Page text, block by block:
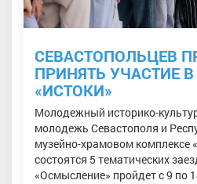
СЕВАСТОПОЛЬЦЕВ
ПРИНЯТЬ УЧАСТИЕ
«ИСТОКИ»
Молодежный историко-
молодежь Севастополя и
музейно-храмовом комплексе
состоятся 5 тематических
«Осмысление» пройдет с 9 по